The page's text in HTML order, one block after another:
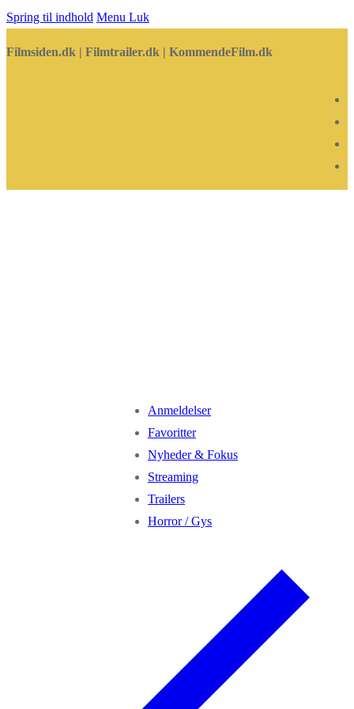
Spring til indhold Menu Luk
Filmsiden.dk | Filmtrailer.dk | KommendeFilm.dk
Anmeldelser
Favoritter
Nyheder & Fokus
Streaming
Trailers
Horror / Gys